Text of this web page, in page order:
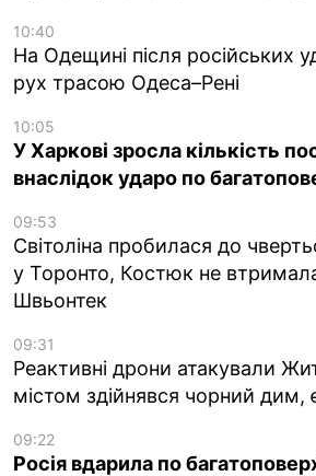
10:40
На Одещині після російських
рух трасою Одеса–Рені
10:05
У Харкові зросла кількість
внаслідок ударо по
09:53
Світоліна пробилася до
у Торонто, Костюк не
Швьонтек
09:31
Реактивні дрони атакували
містом здійнявся чорний дим,
09:22
Росія вдарила по